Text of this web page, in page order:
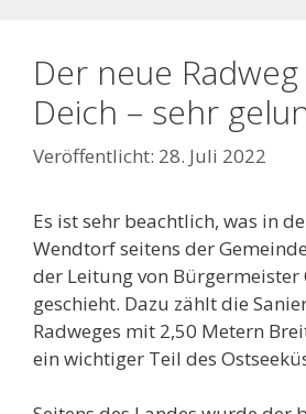
Der neue
Deich – sehr
28. Juli 2022
Es ist sehr beachtlich, was in
Wendtorf seitens der
der Leitung von Bürgermeister
geschieht. Dazu zählt die
Radweges mit 2,50 Metern
ein wichtiger Teil des